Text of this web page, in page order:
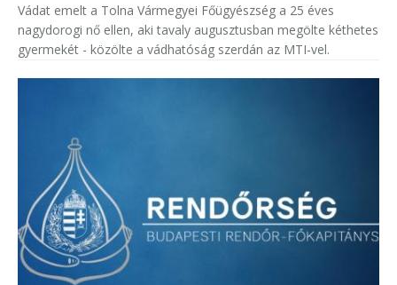
Vádat emelt a Tolna Vármegyei Főügyészség a 25 éves
nagydorogi nő ellen, aki tavaly augusztusban megölte kéthetes
gyermekét - közölte a vádhatóság szerdán az MTI-vel.